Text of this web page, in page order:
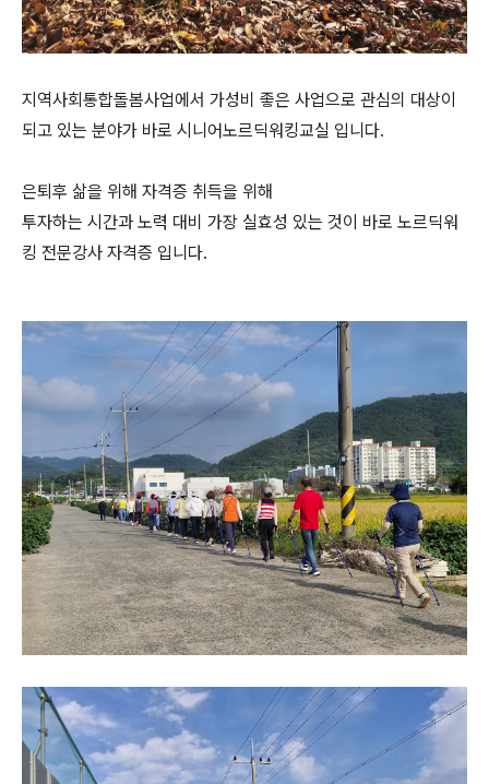
지역사회통합돌봄사업에서 가성비 좋은 사업으로 관심의 대상이
되고 있는 분야가 바로 시니어노르딕워킹교실 입니다.
은퇴후 삶을 위해 자격증 취득을 위해
투자하는 시간과 노력 대비 가장 실효성 있는 것이 바로 노르딕워
킹 전문강사 자격증 입니다.